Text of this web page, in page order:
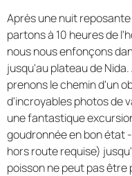
Après une nuit
partons à 10 heures de
nous nous enfonçons
jusqu'au plateau de
prenons le chemin d'un
d'incroyables photos de
une fantastique
goudronnée en bon état
hors route requise)
poisson ne peut pas être